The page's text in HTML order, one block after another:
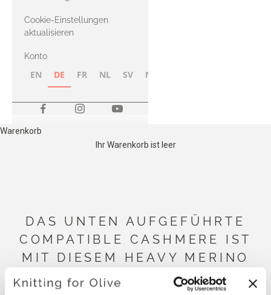
Cookie-Einstellungen
aktualisieren
Konto
EN DE FR NL SV NB
Warenkorb
Ihr Warenkorb ist leer
DAS UNTEN AUFGEFÜHRTE
COMPATIBLE CASHMERE IST
MIT DIESEM HEAVY MERINO
KOMPATIBEL